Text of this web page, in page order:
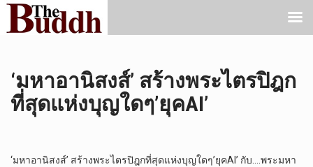
‘มหาอานิสงส์’ สร้างพระไตรปิฎก
ที่สุดแห่งบุญใดๆ’ยุคAI’
‘มหาอานิสงส์’ สร้างพระไตรปิฎกที่สุดแห่งบุญใดๆ’ยุคAI’ กับ….พระมหา